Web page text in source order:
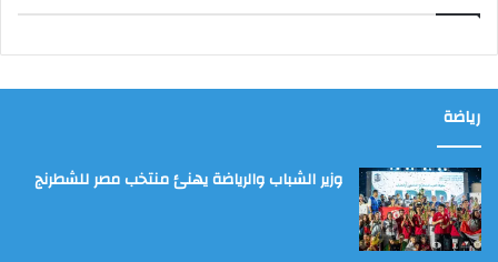
رياضة
وزير الشباب والرياضة يهنئ منتخب مصر للشطرنج